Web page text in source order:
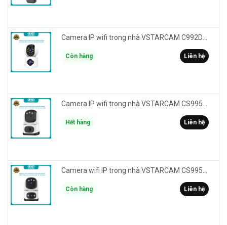
Còn hàng Liên hệ
Camera IP wifi trong nhà VSTARCAM CS995M phân giải 2MP HD led trợ sáng - cảnh báo khói, gas, cháy
Hết hàng Liên hệ
Còn hàng Liên hệ